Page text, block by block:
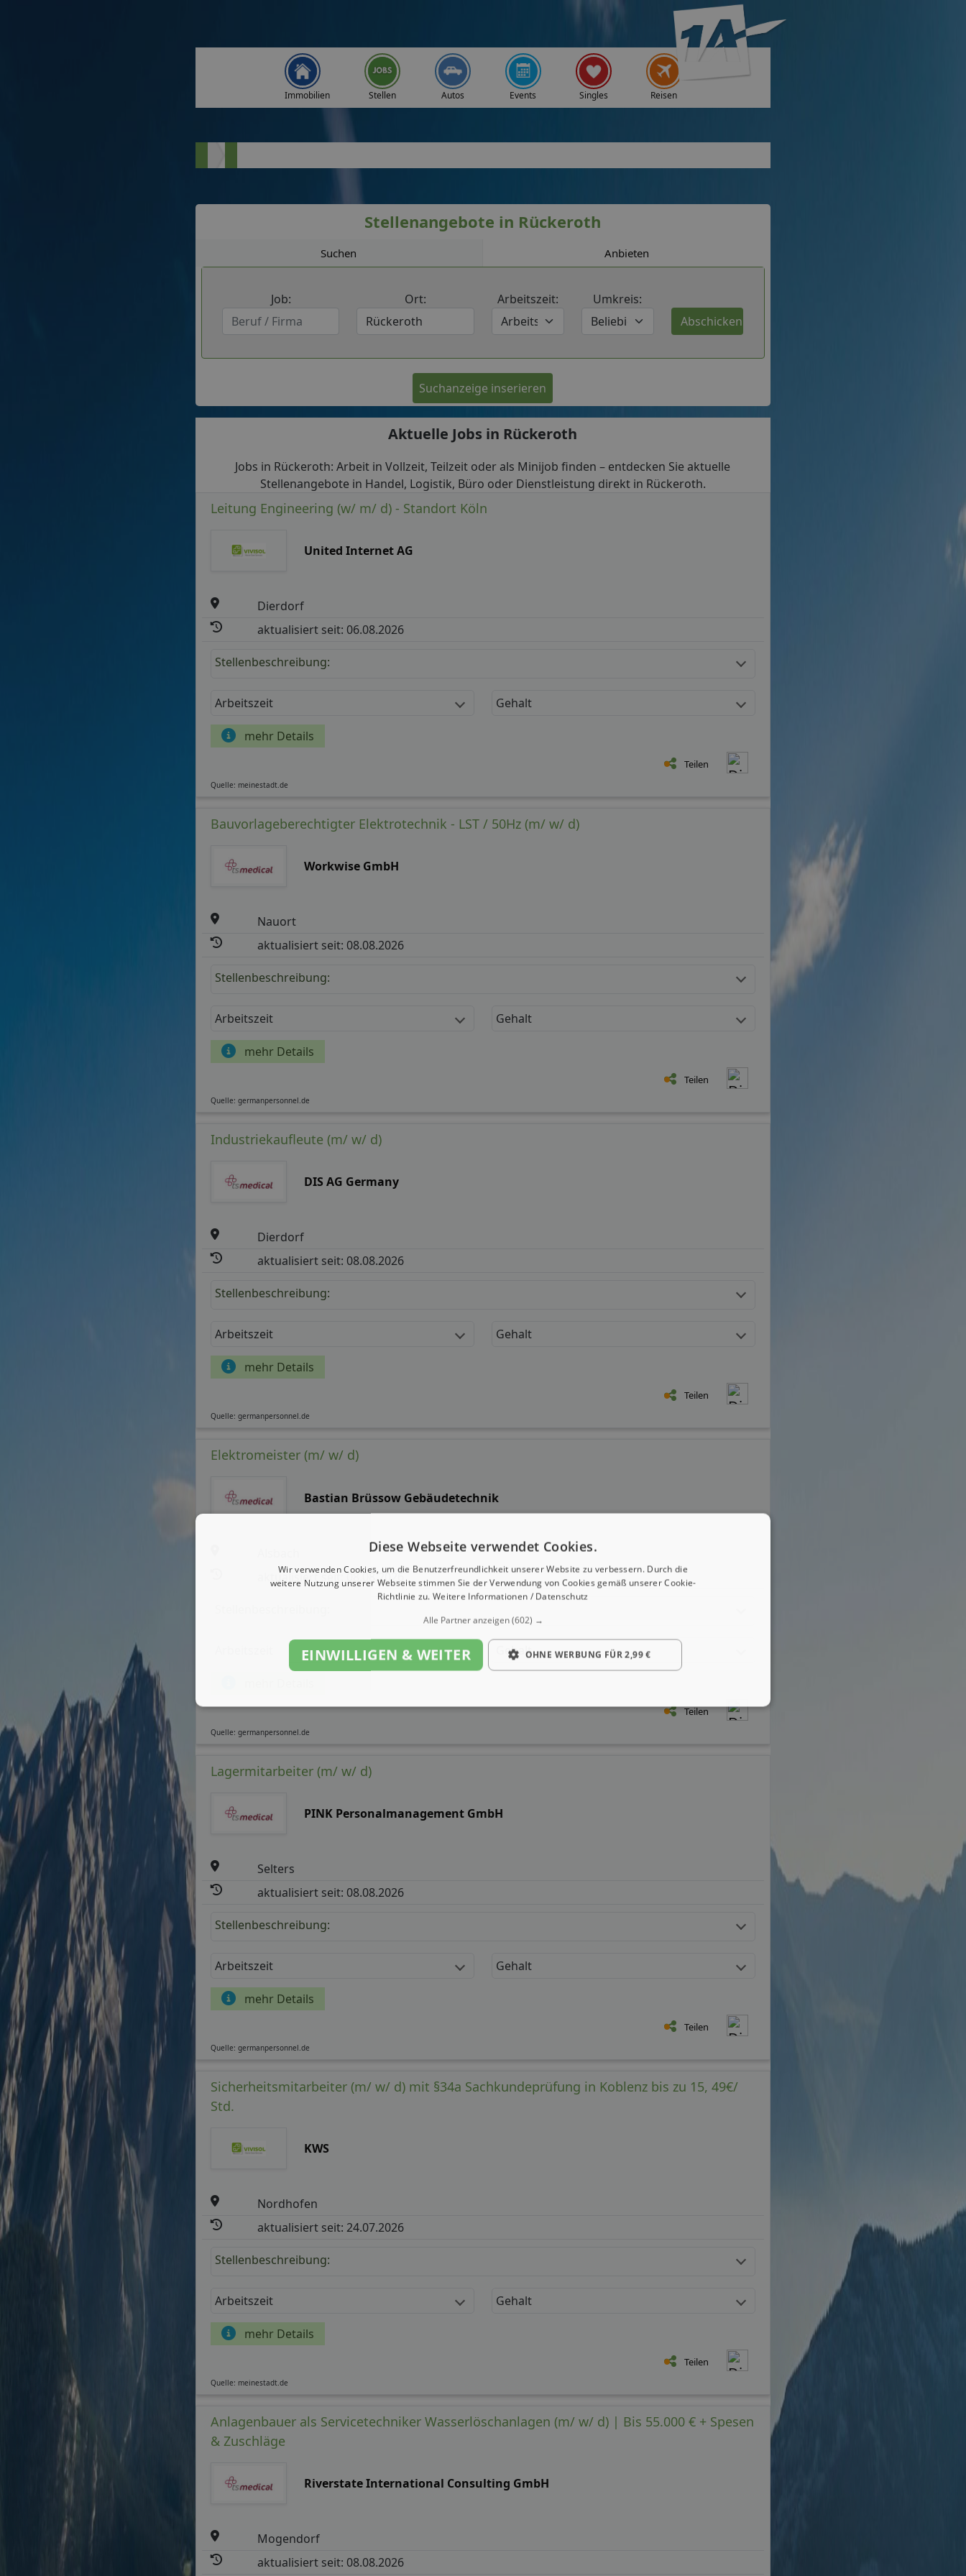
Immobilien Stellen Autos Events Singles Reisen
Stellenangebote in Rückeroth
Suchen Anbieten
Job: Ort: Arbeitszeit: Umkreis:
Suchanzeige inserieren
Aktuelle Jobs in Rückeroth
Jobs in Rückeroth: Arbeit in Vollzeit, Teilzeit oder als Minijob finden – entdecken Sie aktuelle
Stellenangebote in Handel, Logistik, Büro oder Dienstleistung direkt in Rückeroth.
Leitung Engineering (w/ m/ d) - Standort Köln
United Internet AG
Dierdorf
aktualisiert seit: 06.08.2026
Stellenbeschreibung:
Arbeitszeit Gehalt
mehr Details
Teilen
Quelle: meinestadt.de
Bauvorlageberechtigter Elektrotechnik - LST / 50Hz (m/ w/ d)
Workwise GmbH
Nauort
aktualisiert seit: 08.08.2026
Stellenbeschreibung:
Arbeitszeit Gehalt
mehr Details
Teilen
Quelle: germanpersonnel.de
Industriekaufleute (m/ w/ d)
DIS AG Germany
Dierdorf
aktualisiert seit: 08.08.2026
Stellenbeschreibung:
Arbeitszeit Gehalt
mehr Details
Teilen
Quelle: germanpersonnel.de
Elektromeister (m/ w/ d)
Bastian Brüssow Gebäudetechnik
aktualisiert seit: 08.08.2026
Gehalt
Teilen
Quelle: germanpersonnel.de
Lagermitarbeiter (m/ w/ d)
PINK Personalmanagement GmbH
Selters
aktualisiert seit: 08.08.2026
Stellenbeschreibung:
Arbeitszeit Gehalt
mehr Details
Teilen
Quelle: germanpersonnel.de
Sicherheitsmitarbeiter (m/ w/ d) mit §34a Sachkundeprüfung in Koblenz bis zu 15, 49€/
Std.
KWS
Nordhofen
aktualisiert seit: 24.07.2026
Stellenbeschreibung:
Arbeitszeit Gehalt
mehr Details
Teilen
Quelle: meinestadt.de
Anlagenbauer als Servicetechniker Wasserlöschanlagen (m/ w/ d) | Bis 55.000 € + Spesen
& Zuschläge
Riverstate International Consulting GmbH
Mogendorf
aktualisiert seit: 08.08.2026
Diese Webseite verwendet Cookies.
Wir verwenden Cookies, um die Benutzerfreundlichkeit unserer Website zu verbessern. Durch die
weitere Nutzung unserer Webseite stimmen Sie der Verwendung von Cookies gemäß unserer Cookie-
Richtlinie zu. Weitere Informationen / Datenschutz
Alle Partner anzeigen(602) →
EINWILLIGEN & WEITER OHNE WERBUNG FÜR 2,99 €